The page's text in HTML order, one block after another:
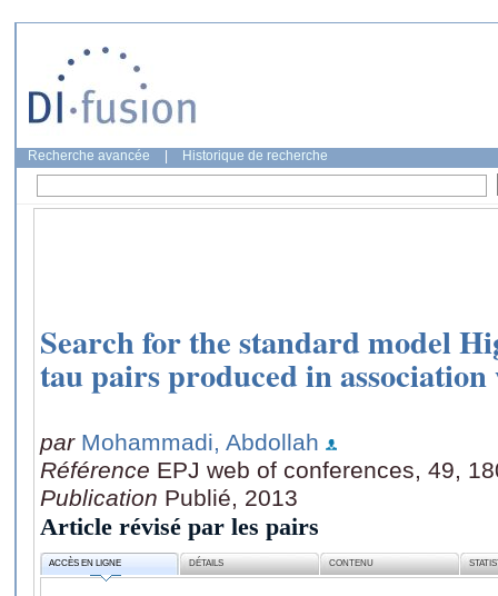
Recherche avancée Historique de recherche
Search for the standard model
tau pairs produced in
par Mohammadi, Abdollah
Référence EPJ web of conferences, 49,
Publication Publié, 2013
Article révisé par les pairs
ACCÈS EN LIGNE DÉTAILS CONTENU